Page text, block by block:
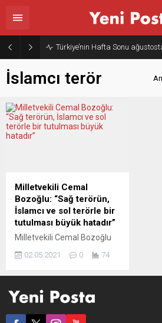
Türkiye’nin Hafta Sonu
İslamcı terör
Milletvekili Cemal
Bozoğlu: “Sağ terörün,
İslamcı ve sol terörle bir
tutulması büyük hatadır”
Milletvekili Cemal Bozoğlu
Grubu aşırı sağ raporunu
Bozoğlu, ırkçılıkla
dikkat çekti. Otuz soru
02.05.2021 0 74